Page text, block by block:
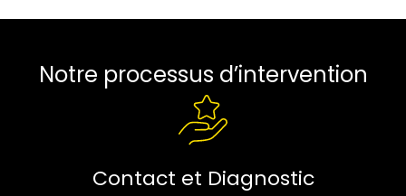
Notre processus d’intervention
Contact et Diagnostic